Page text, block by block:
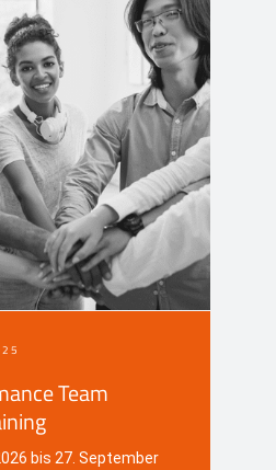
Team
bis 27. September